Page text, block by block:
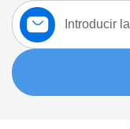
Suscríbase
a
nuestro
boletín: